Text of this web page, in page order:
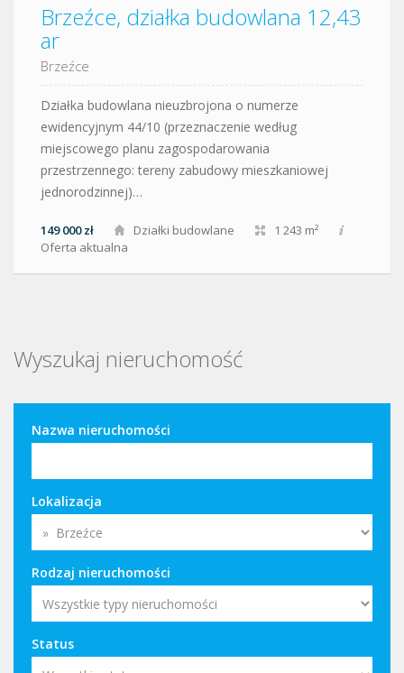
Brzeźce, działka budowlana 12,43
ar
Brzeźce
Działka budowlana nieuzbrojona o numerze
ewidencyjnym 44/10 (przeznaczenie według
miejscowego planu zagospodarowania
przestrzennego: tereny zabudowy mieszkaniowej
jednorodzinnej)…
149 000 zł Działki budowlane
1 243 m²
Oferta aktualna
Wyszukaj nieruchomość
Nazwa nieruchomości
Lokalizacja
Rodzaj nieruchomości
Status